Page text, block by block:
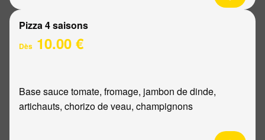
Pizza 4 saisons
Dès 10.00 €
Base sauce tomate, fromage, jambon de dinde,
artichauts, chorizo de veau, champignons